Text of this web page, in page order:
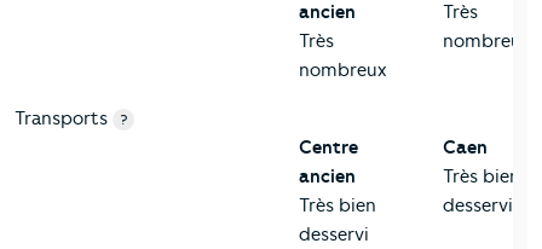
ancien
Très
nombreux
Très
nombreux
Transports ?
Centre
ancien
Très bien
desservi
Caen
Très bien
desservi